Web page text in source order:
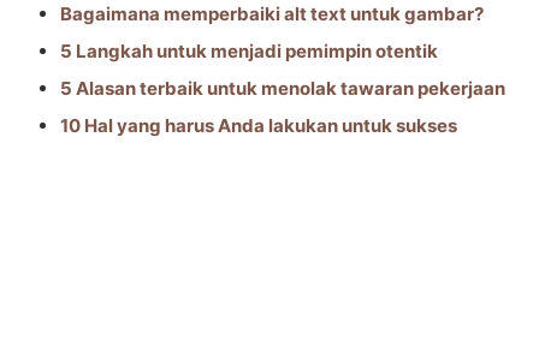
Bagaimana memperbaiki alt text untuk gambar?
5 Langkah untuk menjadi pemimpin otentik
5 Alasan terbaik untuk menolak tawaran pekerjaan
10 Hal yang harus Anda lakukan untuk sukses